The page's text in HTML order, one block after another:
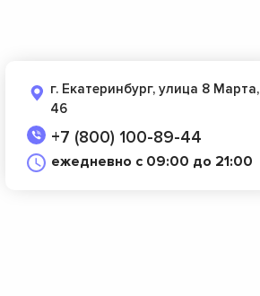
г. Екатеринбург, улица 8 Марта,
46
+7 (800) 100-89-44
ежедневно с 09:00 до 21:00